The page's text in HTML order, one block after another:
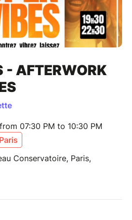
- AFTERWORK
07:30 PM to 10:30 PM
Conservatoire, Paris,